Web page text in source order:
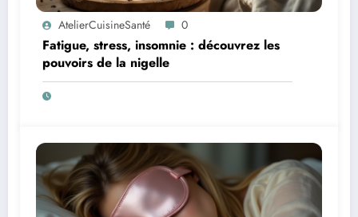
AtelierCuisineSanté 0
Fatigue, stress, insomnie : découvrez les
pouvoirs de la nigelle